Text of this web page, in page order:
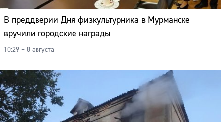
В преддверии Дня физкультурника в Мурманске
вручили городские награды
10:29 – 8 августа